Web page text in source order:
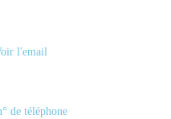
l'email
de téléphone